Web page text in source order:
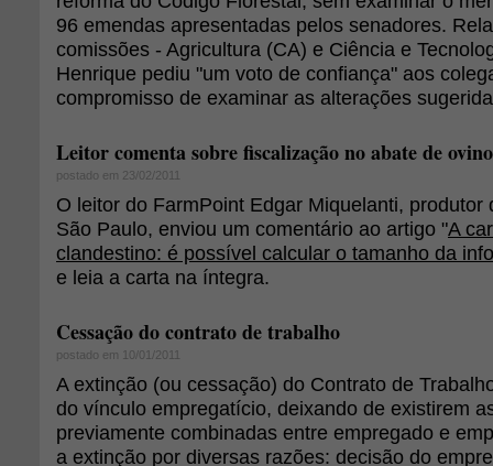
96 emendas apresentadas pelos senadores.
comissões - Agricultura (CA) e Ciência e
Henrique pediu "um voto de confiança" aos
compromisso de examinar as alterações
Leitor comenta sobre fiscalização no abate de
postado em 23/02/2011
O leitor do FarmPoint Edgar Miquelanti, produtor
São Paulo, enviou um comentário ao artigo "A
clandestino: é possível calcular o tamanho da
e leia a carta na íntegra.
Cessação do contrato de trabalho
postado em 10/01/2011
A extinção (ou cessação) do Contrato de
do vínculo empregatício, deixando de existirem
previamente combinadas entre empregado e
a extinção por diversas razões: decisão do